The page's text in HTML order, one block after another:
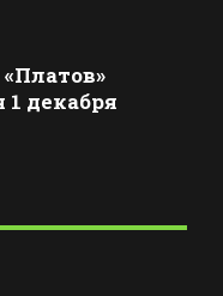
1 декабря